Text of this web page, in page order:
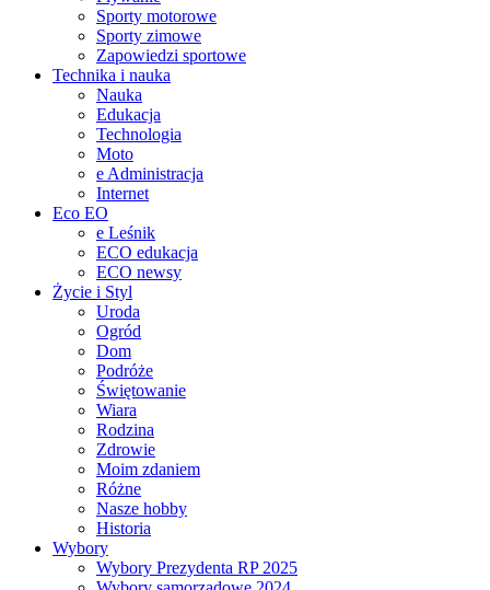
Sporty motorowe
Sporty zimowe
Zapowiedzi sportowe
Technika i nauka
Nauka
Edukacja
Technologia
Moto
e Administracja
Internet
Eco EO
e Leśnik
ECO edukacja
ECO newsy
Życie i Styl
Uroda
Ogród
Dom
Podróże
Świętowanie
Wiara
Rodzina
Zdrowie
Moim zdaniem
Różne
Nasze hobby
Historia
Wybory
Wybory Prezydenta RP 2025